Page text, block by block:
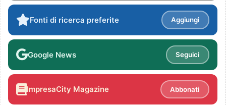
Fonti di ricerca preferite Aggiungi
Google News Seguici
ImpresaCity Magazine Abbonati